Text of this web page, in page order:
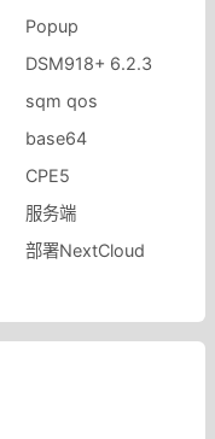
Popup
DSM918+ 6.2.3
sqm qos
base64
CPE5
服务端
部署NextCloud